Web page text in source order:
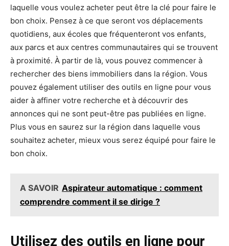
laquelle vous voulez acheter peut être la clé pour faire le
bon choix. Pensez à ce que seront vos déplacements
quotidiens, aux écoles que fréquenteront vos enfants,
aux parcs et aux centres communautaires qui se trouvent
à proximité. À partir de là, vous pouvez commencer à
rechercher des biens immobiliers dans la région. Vous
pouvez également utiliser des outils en ligne pour vous
aider à affiner votre recherche et à découvrir des
annonces qui ne sont peut-être pas publiées en ligne.
Plus vous en saurez sur la région dans laquelle vous
souhaitez acheter, mieux vous serez équipé pour faire le
bon choix.
A SAVOIR Aspirateur automatique : comment
comprendre comment il se dirige ?
Utilisez des outils en ligne pour